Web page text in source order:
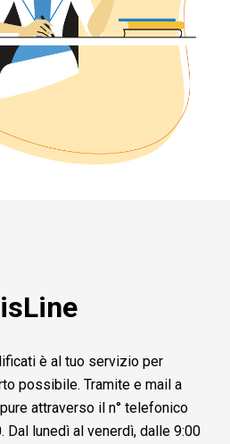
è al tuo servizio per
possibile. Tramite e mail a
attraverso il n° telefonico
Dal lunedì al venerdì, dalle 9:00